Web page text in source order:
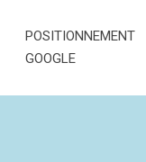
POSITIONNEMENT
GOOGLE